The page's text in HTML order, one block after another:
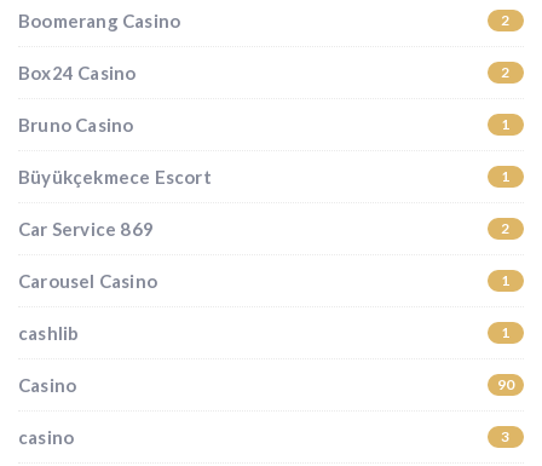
Boomerang Casino 2
Box24 Casino 2
Bruno Casino 1
Büyükçekmece Escort 1
Car Service 869 2
Carousel Casino 1
cashlib 1
Casino 90
casino 3